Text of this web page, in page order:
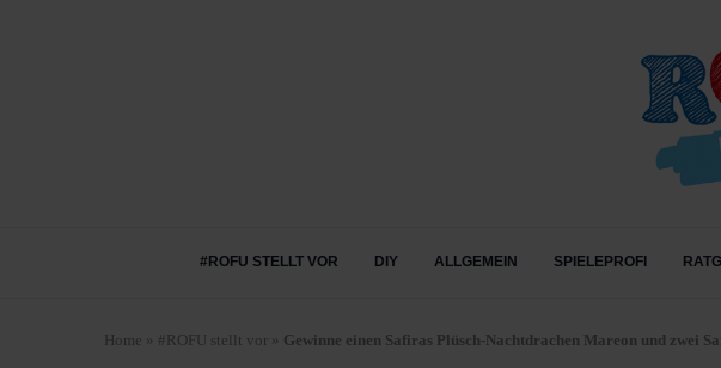
#ROFU STELLT VOR DIY ALLGEMEIN SPIELEPROFI
Home » #ROFU stellt vor » Gewinne einen Safiras Plüsch-Nachtdrachen Mareon und zwei